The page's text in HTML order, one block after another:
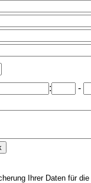
: -
Ihrer Daten für